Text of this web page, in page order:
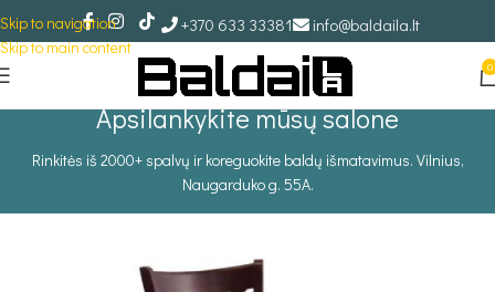
Skip to navigation
Skip to main content
+370 633 33381 info@baldaila.lt
0
Apsilankykite mūsų salone
Rinkitės iš 2000+ spalvų ir koreguokite baldų išmatavimus. Vilnius,
Naugarduko g. 55A.